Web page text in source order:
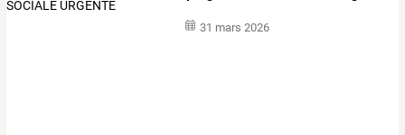
31 mars 2026